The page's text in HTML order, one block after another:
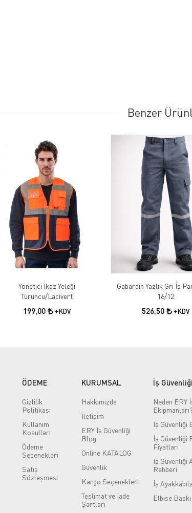
Benzer
Yönetici İkaz Yeleği
Turuncu/Lacivert
199,00 +KDV
Gabardin Yazlık Gri İş
16/12
526,50 +KDV
ÖDEME
Gizlilik
Politikası
Kullanım
Koşulları
Ödeme
Seçenekleri
Satış
Sözleşmesi
KURUMSAL
Hakkımızda
İletişim
ERY İş Güvenliği
Blog
Online KATALOG
Güvenlik
Kargo Seçenekleri
Teslimat ve İade
Şartları
İş
Neden ERY
Ekipmanları?
İş Güvenliği
İş Güvenliği
Fiyatları
İş Güvenliği
Rehberi
İş
Elbise